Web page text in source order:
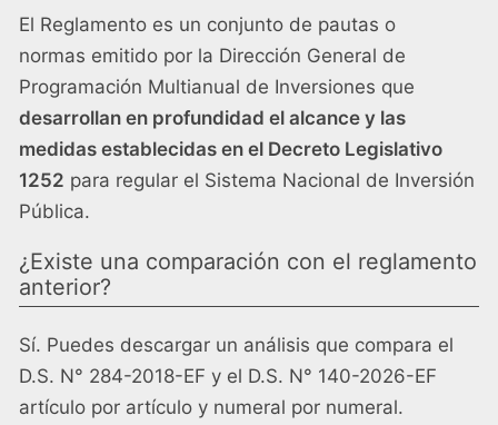
El Reglamento es un conjunto de pautas o
normas emitido por la Dirección General de
Programación Multianual de Inversiones que
desarrollan en profundidad el alcance y las
medidas establecidas en el Decreto Legislativo
1252 para regular el Sistema Nacional de Inversión
Pública.
¿Existe una comparación con el reglamento
anterior?
Sí. Puedes descargar un análisis que compara el
D.S. N° 284-2018-EF y el D.S. N° 140-2026-EF
artículo por artículo y numeral por numeral.